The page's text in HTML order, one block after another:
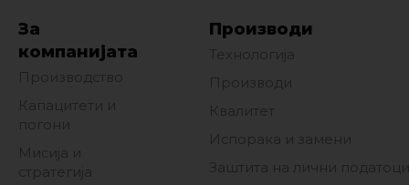
За
компанијата
Производство
Капацитети и
погони
Мисија и
стратегија
Производи
Технологија
Производи
Квалитет
Испорака и замени
Заштита на лични податоци